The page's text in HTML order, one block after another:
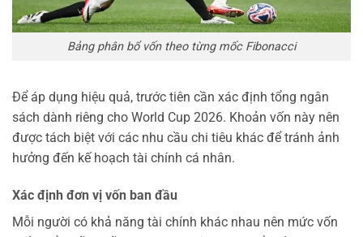
Bảng phân bổ vốn theo từng mốc Fibonacci
Để áp dụng hiệu quả, trước tiên cần xác định tổng ngân
sách dành riêng cho World Cup 2026. Khoản vốn này nên
được tách biệt với các nhu cầu chi tiêu khác để tránh ảnh
hưởng đến kế hoạch tài chính cá nhân.
Xác định đơn vị vốn ban đầu
Mỗi người có khả năng tài chính khác nhau nên mức vốn